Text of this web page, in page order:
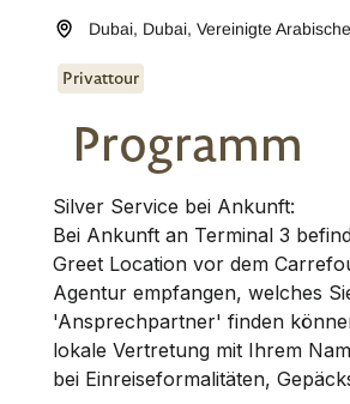
Dubai, Dubai,Vereinigte
Privattour
Programm
Silver Service bei Ankunft:
Bei Ankunft an Terminal 3
Greet Location vor dem
Agentur empfangen, welches
'Ansprechpartner' finden
lokale Vertretung mit Ihrem
bei Einreiseformalitäten,